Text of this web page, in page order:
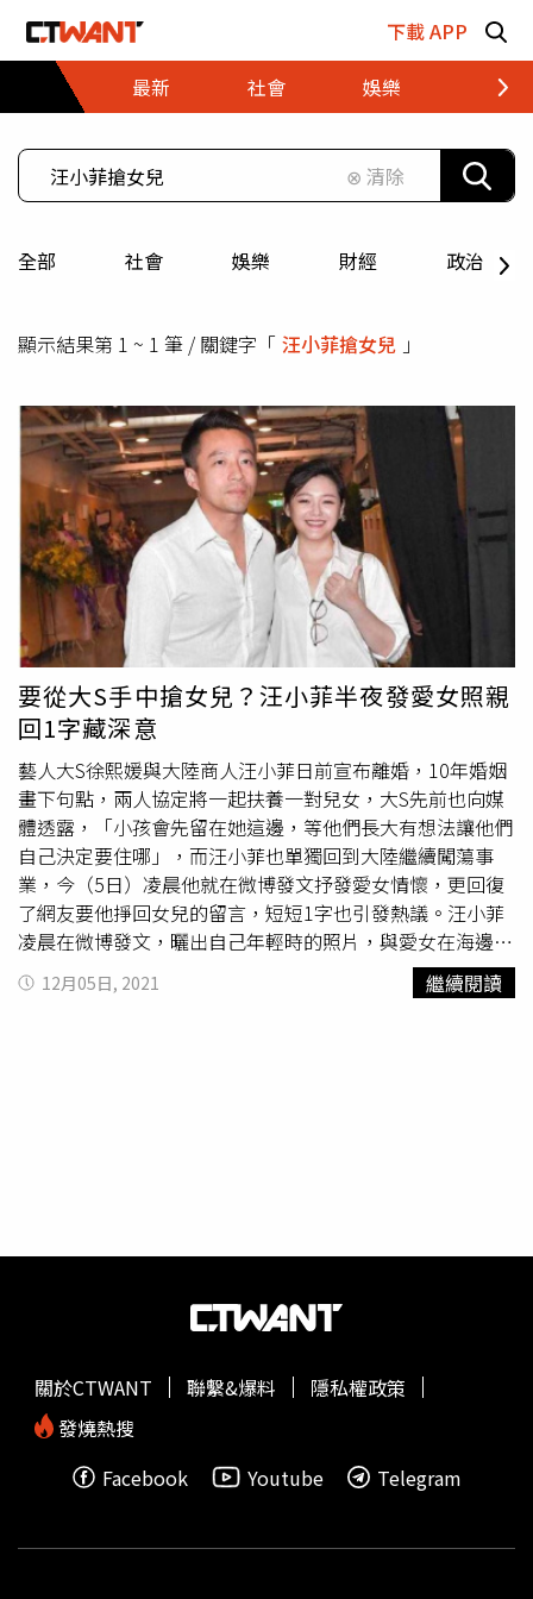
下載 APP
最新
社會 娛樂 財經
⊗ 清除
全部 社會 娛樂 財經 政治
顯示結果第 1 ~ 1 筆 / 關鍵字「 汪小菲搶女兒 」
要從大S手中搶女兒？汪小菲半夜發愛女照親
回1字藏深意
藝人大S徐熙媛與大陸商人汪小菲日前宣布離婚，10年婚姻
畫下句點，兩人協定將一起扶養一對兒女，大S先前也向媒
體透露，「小孩會先留在她這邊，等他們長大有想法讓他們
自己決定要住哪」，而汪小菲也單獨回到大陸繼續闖蕩事
業，今（5日）凌晨他就在微博發文抒發愛女情懷，更回復
了網友要他掙回女兒的留言，短短1字也引發熱議。汪小菲
凌晨在微博發文，曬出自己年輕時的照片，與愛女在海邊玩
耍的照片，感性寫下「想你我的寶寶」，照片應是日前汪小
菲來台帶兒女到海邊時拍攝的，他用照片透露對女兒的思
相當愛女兒，在離婚後更是在社群帳號上把大S的簡介都拿
12月05日, 2021 繼續閱讀
關於CTWANT 聯繫&爆料
隱私權政策
發燒熱搜
Facebook
Youtube Telegram